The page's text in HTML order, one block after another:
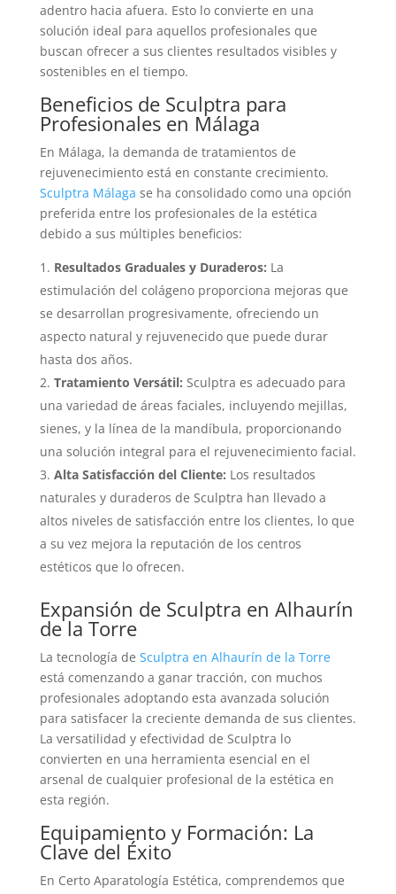
adentro hacia afuera. Esto lo convierte en una
solución ideal para aquellos profesionales que
buscan ofrecer a sus clientes resultados visibles y
sostenibles en el tiempo.
Beneficios de Sculptra para
Profesionales en Málaga
En Málaga, la demanda de tratamientos de
rejuvenecimiento está en constante crecimiento.
Sculptra Málaga se ha consolidado como una opción
preferida entre los profesionales de la estética
debido a sus múltiples beneficios:
Resultados Graduales y Duraderos: La
estimulación del colágeno proporciona mejoras que
se desarrollan progresivamente, ofreciendo un
aspecto natural y rejuvenecido que puede durar
hasta dos años.
Tratamiento Versátil: Sculptra es adecuado para
una variedad de áreas faciales, incluyendo mejillas,
sienes, y la línea de la mandíbula, proporcionando
una solución integral para el rejuvenecimiento facial.
Alta Satisfacción del Cliente: Los resultados
naturales y duraderos de Sculptra han llevado a
altos niveles de satisfacción entre los clientes, lo que
a su vez mejora la reputación de los centros
estéticos que lo ofrecen.
Expansión de Sculptra en Alhaurín
de la Torre
La tecnología de Sculptra en Alhaurín de la Torre
está comenzando a ganar tracción, con muchos
profesionales adoptando esta avanzada solución
para satisfacer la creciente demanda de sus clientes.
La versatilidad y efectividad de Sculptra lo
convierten en una herramienta esencial en el
arsenal de cualquier profesional de la estética en
esta región.
Equipamiento y Formación: La
Clave del Éxito
En Certo Aparatología Estética, comprendemos que